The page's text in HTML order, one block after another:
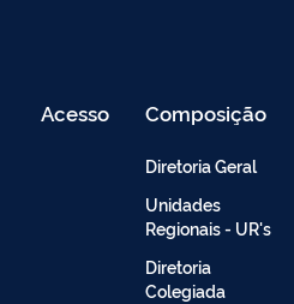
Acesso
Restrito
Composição
Diretoria Geral
Unidades
Regionais - UR's
Diretoria
Colegiada